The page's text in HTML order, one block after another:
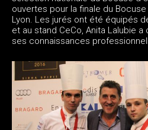
ouvertes pour la finale du Bocuse
Lyon. Les jurés ont été équipés
et au stand CeCo, Anita Lalubie
ses connaissances